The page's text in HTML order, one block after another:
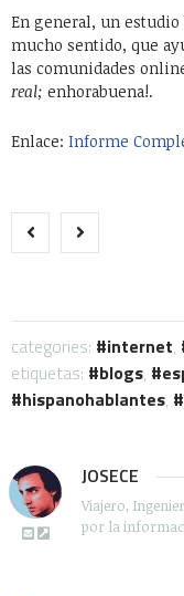
En general, un
mucho sentido, que
las comunidades
real; enhorabuena!.
Enlace: Informe
categories: internet,
etiquetas:
blogs,
hispanohablantes,
JOSECE
Viajero,
por la